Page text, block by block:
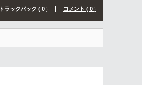
トラックバック ( 0 ) コメント ( 0 )